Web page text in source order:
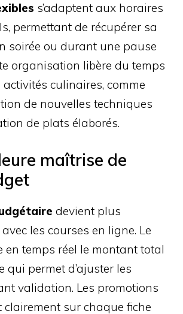
s’adaptent aux horaires
permettant de récupérer sa
soirée ou durant une pause
organisation libère du temps
activités culinaires, comme
de nouvelles techniques
de plats élaborés.
maîtrise de
devient plus
les courses en ligne. Le
en temps réel le montant total
qui permet d’ajuster les
validation. Les promotions
sur chaque fiche